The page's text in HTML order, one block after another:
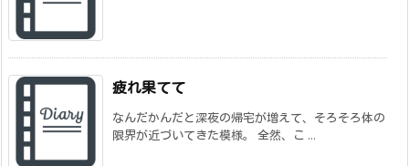
疲れ果てて
なんだかんだと深夜の帰宅が増えて、そろそろ体の
限界が近づいてきた模様。 全然、こ ...